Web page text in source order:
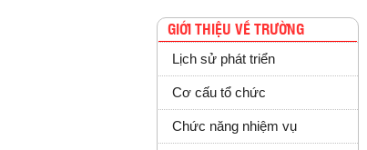
GIỚI THIỆU VỀ TRƯỜNG
Lịch sử phát triển
Cơ cấu tổ chức
Chức năng nhiệm vụ